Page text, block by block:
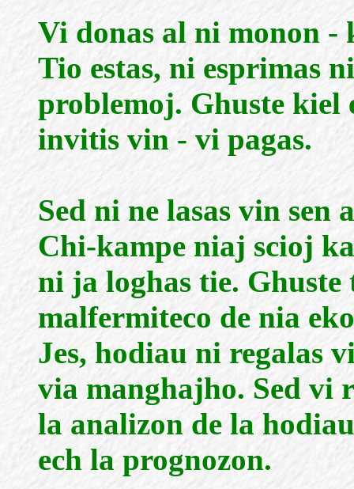
Vi donas al ni monon
Tio estas, ni esprimas
problemoj. Ghuste
invitis vin - vi pagas.
Sed ni ne lasas vin
Chi-kampe niaj scioj
ni ja loghas tie.
malfermiteco de nia
Jes, hodiau ni regalas
via manghajho. Sed vi
la analizon de la
ech la prognozon.